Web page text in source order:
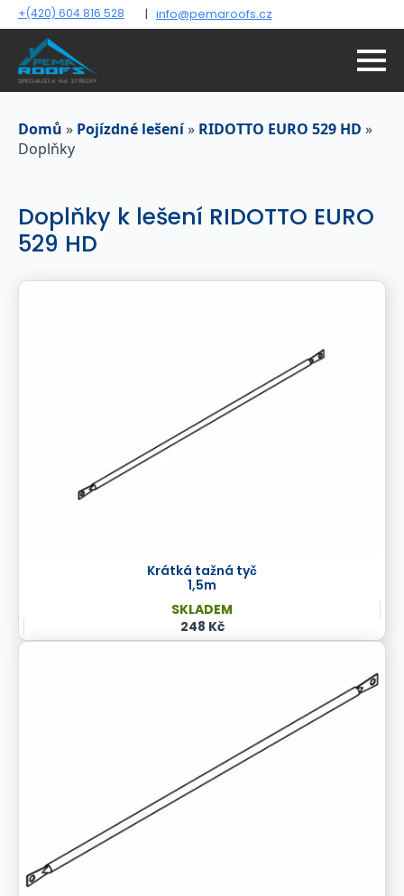
+(420) 604 816 528 | info@pemaroofs.cz
Domů » Pojízdné lešení» RIDOTTO EURO 529 HD »
Doplňky
Doplňky k lešení RIDOTTO EURO
529 HD
Krátká tažná tyč
1,5m
SKLADEM
248 Kč